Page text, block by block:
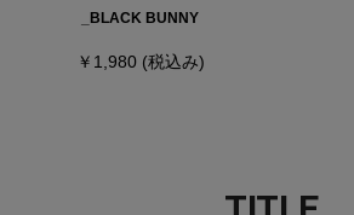
_BLACK BUNNY
￥1,980 (税込み)